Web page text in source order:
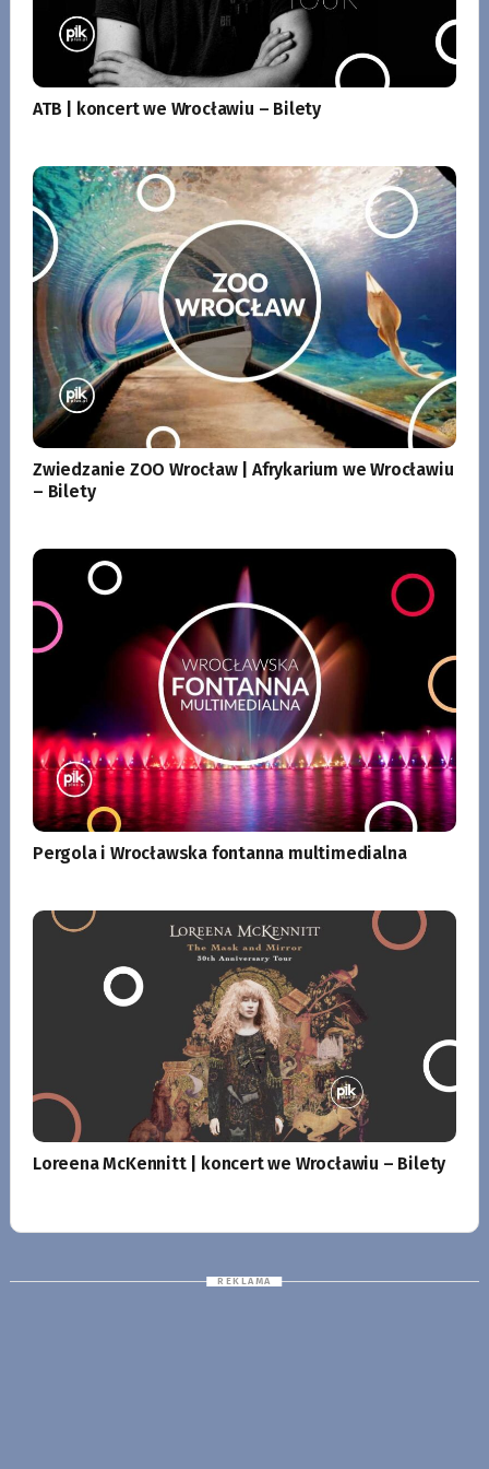
ATB | koncert we Wrocławiu – Bilety
Zwiedzanie ZOO Wrocław | Afrykarium we Wrocławiu
– Bilety
Pergola i Wrocławska fontanna multimedialna
Loreena McKennitt | koncert we Wrocławiu – Bilety